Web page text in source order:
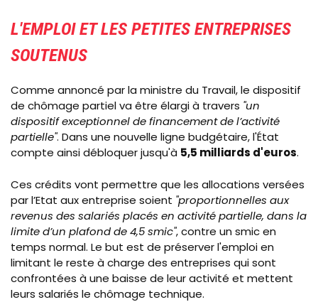
L'EMPLOI ET LES PETITES ENTREPRISES
SOUTENUS
Comme annoncé par la ministre du Travail, le dispositif
de chômage partiel va être élargi à travers "un
dispositif exceptionnel de financement de l’activité
partielle". Dans une nouvelle ligne budgétaire, l'État
compte ainsi débloquer jusqu'à 5,5 milliards d'euros.
Ces crédits vont permettre que les allocations versées
par l’Etat aux entreprise soient "proportionnelles aux
revenus des salariés placés en activité partielle, dans la
limite d’un plafond de 4,5 smic", contre un smic en
temps normal. Le but est de préserver l'emploi en
limitant le reste à charge des entreprises qui sont
confrontées à une baisse de leur activité et mettent
leurs salariés le chômage technique.